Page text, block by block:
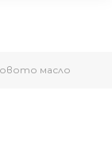
масло